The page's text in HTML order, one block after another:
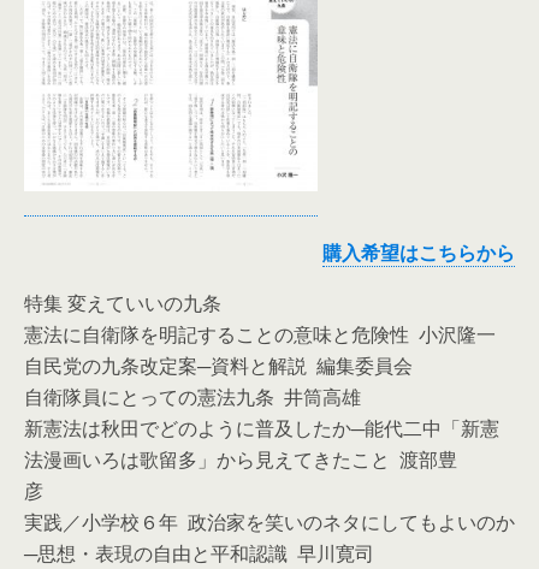
購入希望はこちらから
特集 変えていいの九条
憲法に自衛隊を明記することの意味と危険性 小沢隆一
自民党の九条改定案─資料と解説 編集委員会
自衛隊員にとっての憲法九条 井筒高雄
新憲法は秋田でどのように普及したか─能代二中「新憲
法漫画いろは歌留多」から見えてきたこと 渡部豊
彦
実践／小学校６年 政治家を笑いのネタにしてもよいのか
─思想・表現の自由と平和認識 早川寛司